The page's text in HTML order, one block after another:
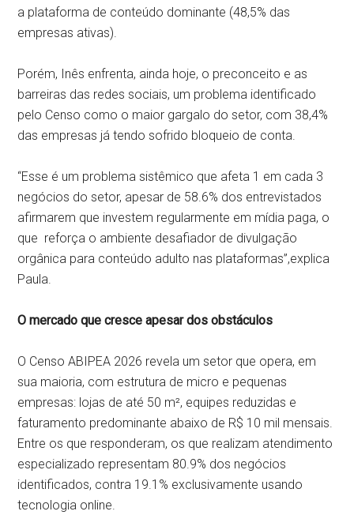
a plataforma de conteúdo dominante (48,5% das
empresas ativas).
Porém, Inês enfrenta, ainda hoje, o preconceito e as
barreiras das redes sociais, um problema identificado
pelo Censo como o maior gargalo do setor, com 38,4%
das empresas já tendo sofrido bloqueio de conta.
“Esse é um problema sistêmico que afeta 1 em cada 3
negócios do setor, apesar de 58.6% dos entrevistados
afirmarem que investem regularmente em mídia paga, o
que reforça o ambiente desafiador de divulgação
orgânica para conteúdo adulto nas plataformas”,explica
Paula.
O mercado que cresce apesar dos obstáculos
O Censo ABIPEA 2026 revela um setor que opera, em
sua maioria, com estrutura de micro e pequenas
empresas: lojas de até 50 m², equipes reduzidas e
faturamento predominante abaixo de R$ 10 mil mensais.
Entre os que responderam, os que realizam atendimento
especializado representam 80.9% dos negócios
identificados, contra 19.1% exclusivamente usando
tecnologia online.